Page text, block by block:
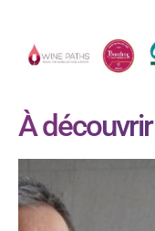
À découvrir